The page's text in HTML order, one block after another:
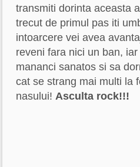
transmiti dorinta aceasta
trecut de primul pas iti
intoarcere vei avea
reveni fara nici un ban,
mananci sanatos si sa
cat se strang mai multi la
nasului! Asculta rock!!!